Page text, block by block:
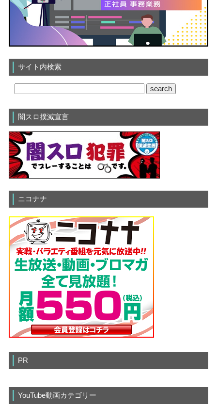
サイト内検索
闇スロ撲滅宣言
ニコナナ
PR
YouTube動画カテゴリー